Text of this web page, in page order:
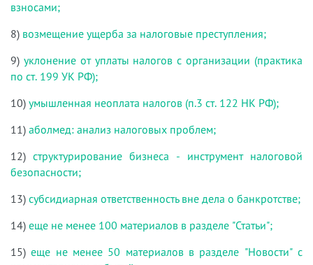
взносами;
8) возмещение ущерба за налоговые преступления;
9) уклонение от уплаты налогов с организации (практика
по ст. 199 УК РФ);
10) умышленная неоплата налогов (п.3 ст. 122 НК РФ);
11) аболмед: анализ налоговых проблем;
12) структурирование бизнеса - инструмент налоговой
безопасности;
13) субсидиарная ответственность вне дела о банкротстве;
14) еще не менее 100 материалов в разделе "Статьи";
15)еще не менее 50 материалов в разделе "Новости" с